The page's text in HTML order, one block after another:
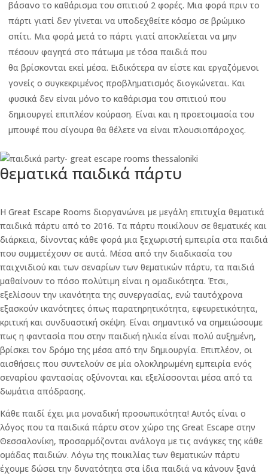
βάσανο το καθάρισμα του σπιτιού 2 φορές. Μια φορά πριν το
πάρτι γιατί δεν γίνεται να υποδεχθείτε κόσμο σε βρώμικο
σπίτι. Μια φορά μετά το πάρτι γιατί αποκλείεται να μην
πέσουν φαγητά στο πάτωμα με τόσα παιδιά που
θα βρίσκονται εκεί μέσα. Ειδικότερα αν είστε και εργαζόμενοι
γονείς ο συγκεκριμένος προβληματισμός διογκώνεται. Και
φυσικά δεν είναι μόνο το καθάρισμα του σπιτιού που
δημιουργεί επιπλέον κούραση. Είναι και η προετοιμασία του
μπουφέ που σίγουρα θα θέλετε να είναι πλουσιοπάροχος.
θεματικά παιδικά πάρτυ
H Great Escape Rooms διοργανώνει με μεγάλη επιτυχία θεματικά
παιδικά πάρτυ από το 2016. Τα πάρτυ ποικίλουν σε θεματικές και
διάρκεια, δίνοντας κάθε φορά μια ξεχωριστή εμπειρία στα παιδιά
που συμμετέχουν σε αυτά. Μέσα από την διαδικασία του
παιχνιδιού και των σεναρίων των θεματικών πάρτυ, τα παιδιά
μαθαίνουν το πόσο πολύτιμη είναι η ομαδικότητα. Έτσι,
εξελίσουν την ικανότητα της συνεργασίας, ενώ ταυτόχρονα
εξασκούν ικανότητες όπως παρατηρητικότητα, εφευρετικότητα,
κριτική και συνδυαστική σκέψη. Είναι σημαντικό να σημειώσουμε
πως η φαντασία που στην παιδική ηλικία είναι πολύ αυξημένη,
βρίσκει τον δρόμο της μέσα από την δημιουργία. Επιπλέον, οι
αισθήσεις που συντελούν σε μία ολοκληρωμένη εμπειρία ενός
σεναρίου φαντασίας οξύνονται και εξελίσσονται μέσα από τα
δωμάτια απόδρασης.
Κάθε παιδί έχει μια μοναδική προσωπικότητα! Αυτός είναι ο
λόγος που τα παιδικά πάρτυ στον χώρο της Great Escape στην
Θεσσαλονίκη, προσαρμόζονται ανάλογα με τις ανάγκες της κάθε
ομάδας παιδιών. Λόγω της ποικιλίας των θεματικών πάρτυ
έχουμε δώσει την δυνατότητα στα ίδια παιδιά να κάνουν ξανά